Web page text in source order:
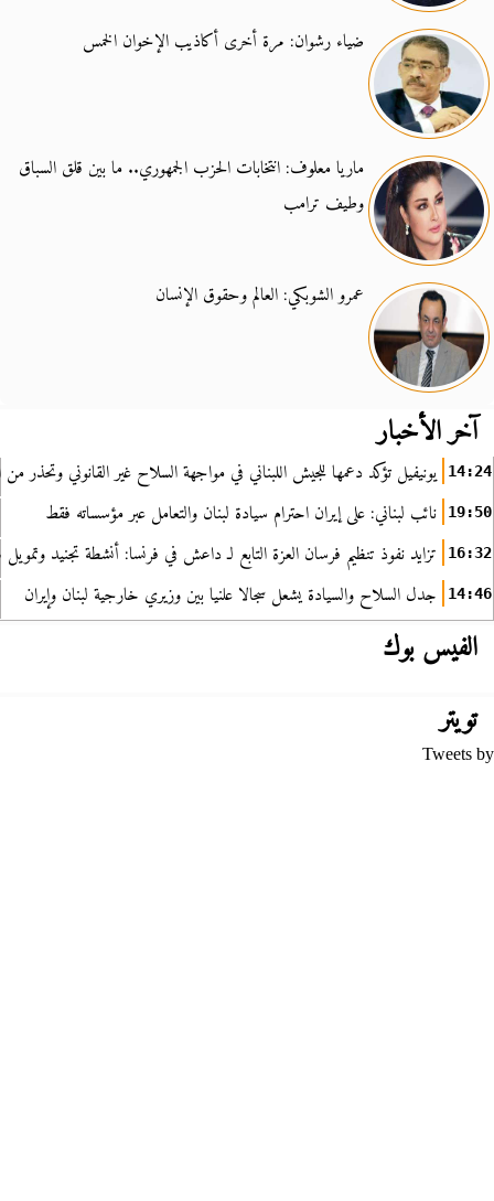
ضياء رشوان: مرة أخرى أكاذيب الإخوان الخمس
ماريا معلوف: انتخابات الحزب الجمهوري.. ما بين قلق السباق
وطيف ترامب
عمرو الشوبكي: العالم وحقوق الإنسان
آخر الأخبار
14:24 يونيفيل تؤكد دعمها للجيش اللبناني في مواجهة السلاح غير القانوني وتحذر من
19:50 نائب لبناني: على إيران احترام سيادة لبنان والتعامل عبر مؤسساته فقط
16:32 تزايد نفوذ تنظيم فرسان العزة التابع لـ داعش في فرنسا: أنشطة تجنيد
14:46 جدل السلاح والسيادة يشعل سجالا علنيا بين وزيري خارجية لبنان وإيران
الفيس بوك
تويتر
Tweets by